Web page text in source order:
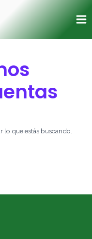
lo que estás buscando.